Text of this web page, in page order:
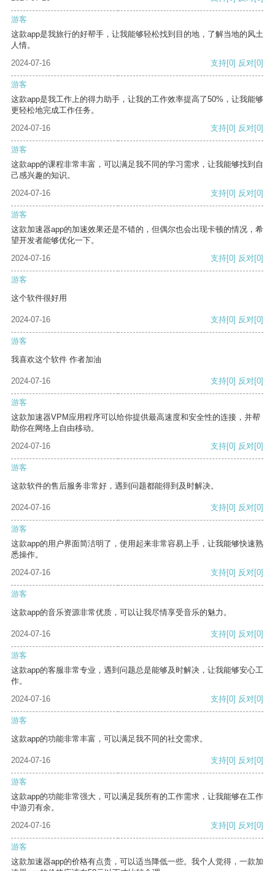
游客
这款app是我旅行的好帮手，让我能够轻松找到目的地，了解当地的风土
人情。
2024-07-16
支持[0] 反对[0]
游客
这款app是我工作上的得力助手，让我的工作效率提高了50%，让我能够
更轻松地完成工作任务。
2024-07-16
支持[0] 反对[0]
游客
这款app的课程非常丰富，可以满足我不同的学习需求，让我能够找到自
己感兴趣的知识。
2024-07-16
支持[0] 反对[0]
游客
这款加速器app的加速效果还是不错的，但偶尔也会出现卡顿的情况，希
望开发者能够优化一下。
2024-07-16
支持[0] 反对[0]
游客
这个软件很好用
2024-07-16 支持[0] 反对[0]
游客
我喜欢这个软件 作者加油
2024-07-16 支持[0] 反对[0]
游客
这款加速器VPM应用程序可以给你提供最高速度和安全性的连接，并帮
助你在网络上自由移动。
2024-07-16
支持[0] 反对[0]
游客
这款软件的售后服务非常好，遇到问题都能得到及时解决。
2024-07-16 支持[0] 反对[0]
游客
这款app的用户界面简洁明了，使用起来非常容易上手，让我能够快速熟
悉操作。
2024-07-16
支持[0] 反对[0]
游客
这款app的音乐资源非常优质，可以让我尽情享受音乐的魅力。
2024-07-16 支持[0] 反对[0]
游客
这款app的客服非常专业，遇到问题总是能够及时解决，让我能够安心工
作。
2024-07-16
支持[0] 反对[0]
游客
这款app的功能非常丰富，可以满足我不同的社交需求。
2024-07-16 支持[0] 反对[0]
游客
这款app的功能非常强大，可以满足我所有的工作需求，让我能够在工作
中游刃有余。
2024-07-16
支持[0] 反对[0]
游客
这款加速器app的价格有点贵，可以适当降低一些。我个人觉得，一款加